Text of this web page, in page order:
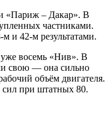
«Париж – Дакар». В
частниками.
и 42-м результатами.
восемь «Нив». В
свою — она сильно
объём двигателя.
при штатных 80.